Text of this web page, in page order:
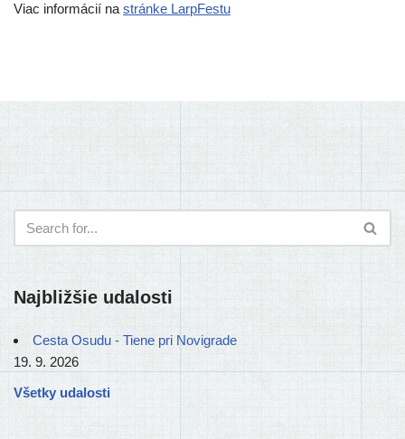
Viac infor­má­cií na strán­ke LarpFestu
Najbližšie udalosti
Cesta Osudu - Tiene pri Novigrade
19. 9. 2026
Všetky udalosti